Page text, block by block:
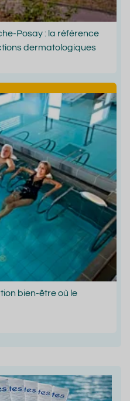
Posay : la référence
dermatologiques
bien-être où le